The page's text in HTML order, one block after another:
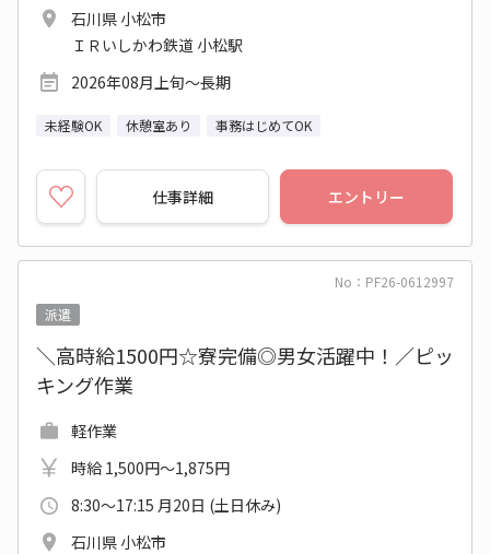
石川県 小松市
ＩＲいしかわ鉄道 小松駅
2026年08月上旬～長期
未経験OK 休憩室あり 事務はじめてOK
仕事詳細 エントリー
No：PF26-0612997
派遣
＼高時給1500円☆寮完備◎男女活躍中！／ピッ
キング作業
軽作業
時給 1,500円～1,875円
8:30～17:15 月20日 (土日休み)
石川県 小松市